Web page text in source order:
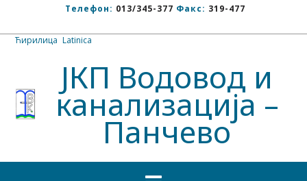
Телефон: 013/345-377 Факс: 319-477
Ћирилица Latinica
ЈКП Водовод и
канализација –
Панчево